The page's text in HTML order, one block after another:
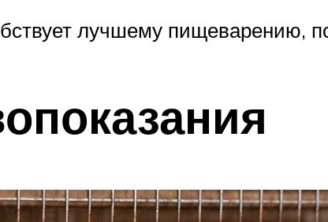
лучшему пищеварению,